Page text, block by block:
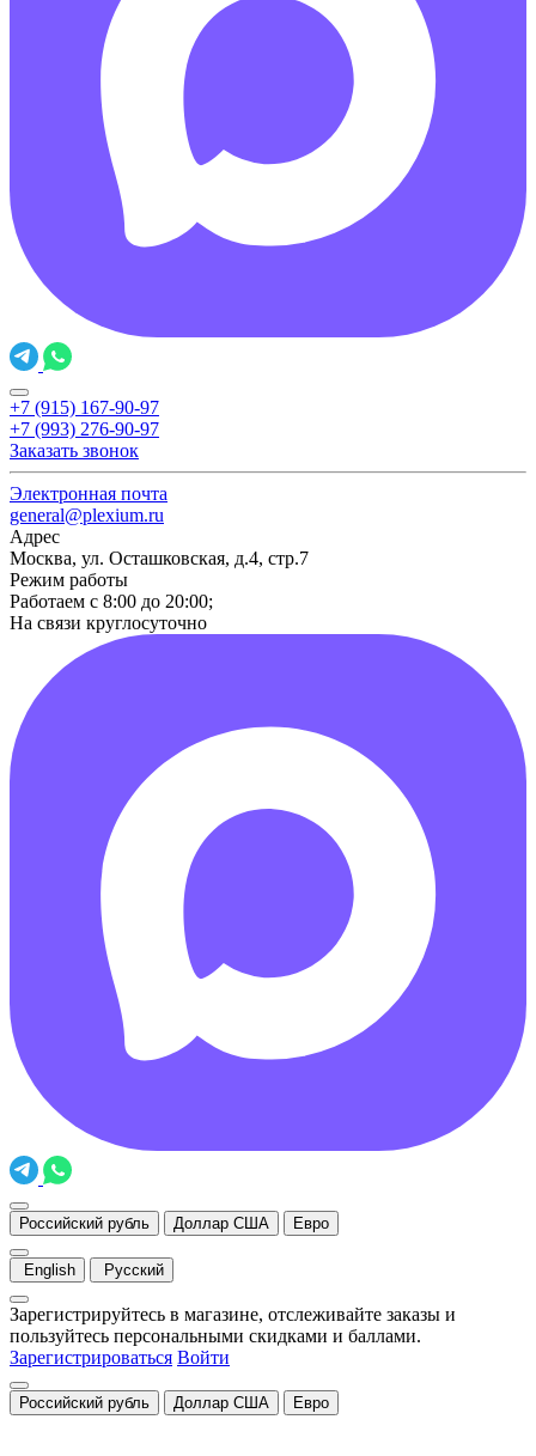
+7 (915) 167-90-97
+7 (993) 276-90-97
Заказать звонок
Электронная почта
general@plexium.ru
Адрес
Москва, ул. Осташковская, д.4, стр.7
Режим работы
Работаем с 8:00 до 20:00;
На связи круглосуточно
Российский рубль Доллар США Евро
English Русский
Зарегистрируйтесь в магазине, отслеживайте заказы и
пользуйтесь персональными скидками и баллами.
Зарегистрироваться Войти
Российский рубль Доллар США Евро